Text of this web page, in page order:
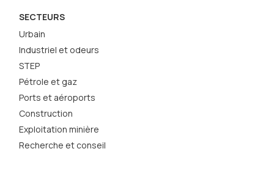
SECTEURS
Urbain
Industriel et odeurs
STEP
Pétrole et gaz
Ports et aéroports
Construction
Exploitation minière
Recherche et conseil